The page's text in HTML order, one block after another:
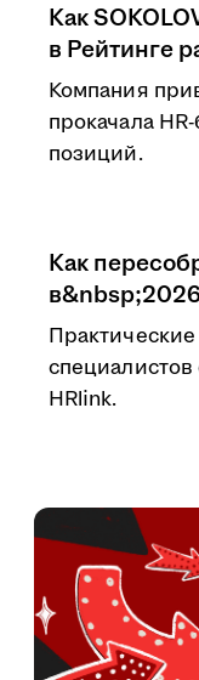
Как
в Рейтинге
Компания
прокачала
позиций.
Как
HRlink.